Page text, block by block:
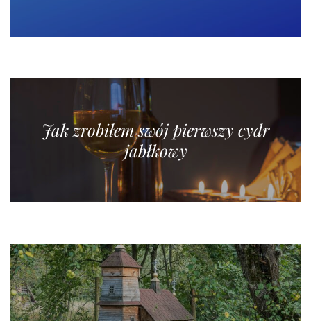
Jak zrobiłem swój pierwszy cydr
jabłkowy